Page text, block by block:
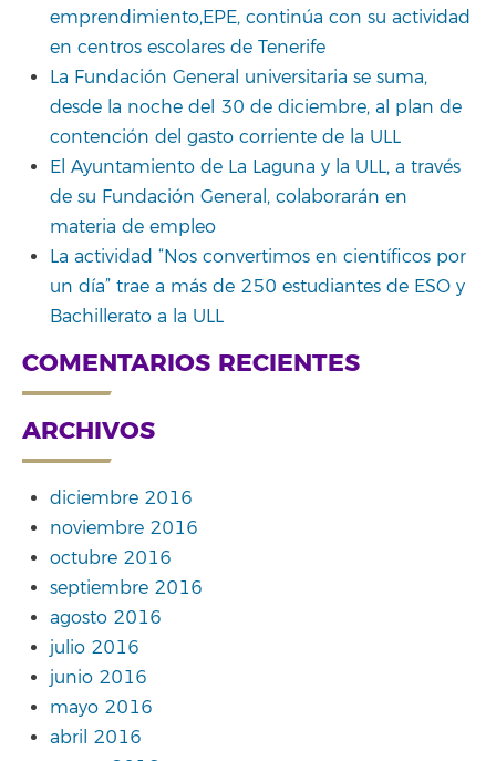
emprendimiento,EPE, continúa con su actividad
en centros escolares de Tenerife
La Fundación General universitaria se suma,
desde la noche del 30 de diciembre, al plan de
contención del gasto corriente de la ULL
El Ayuntamiento de La Laguna y la ULL, a través
de su Fundación General, colaborarán en
materia de empleo
La actividad “Nos convertimos en científicos por
un día” trae a más de 250 estudiantes de ESO y
Bachillerato a la ULL
COMENTARIOS RECIENTES
ARCHIVOS
diciembre 2016
noviembre 2016
octubre 2016
septiembre 2016
agosto 2016
julio 2016
junio 2016
mayo 2016
abril 2016